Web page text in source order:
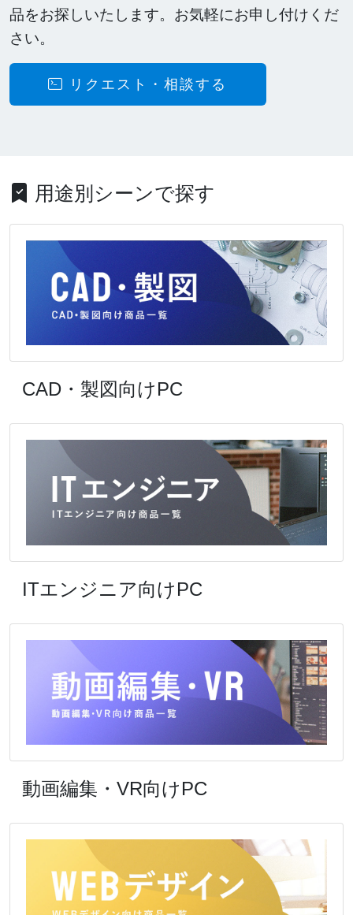
品をお探しいたします。お気軽にお申し付けくだ
さい。
リクエスト・相談する
用途別シーンで探す
CAD・製図向けPC
ITエンジニア向けPC
動画編集・VR向けPC